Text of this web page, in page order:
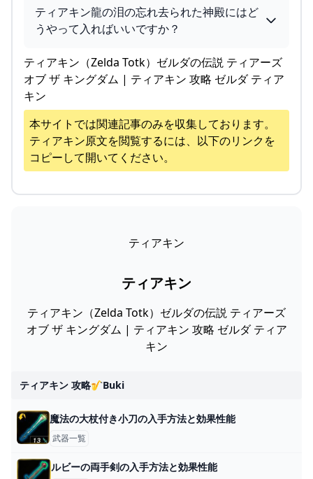
ティアキン龍の泪の忘れ去られた神殿にはど
うやって入ればいいですか？
ティアキン（Zelda Totk）ゼルダの伝説 ティアーズ
オブ ザ キングダム | ティアキン 攻略 ゼルダ ティア
キン
本サイトでは関連記事のみを収集しております。
ティアキン原文を閲覧するには、以下のリンクを
コピーして開いてください。
ティアキン
ティアキン
ティアキン（Zelda Totk）ゼルダの伝説 ティアーズ
オブ ザ キングダム | ティアキン 攻略 ゼルダ ティア
キン
ティアキン 攻略🎷buki
魔法の大杖付き小刀の入手方法と効果性能
武器一覧
ルビーの両手剣の入手方法と効果性能